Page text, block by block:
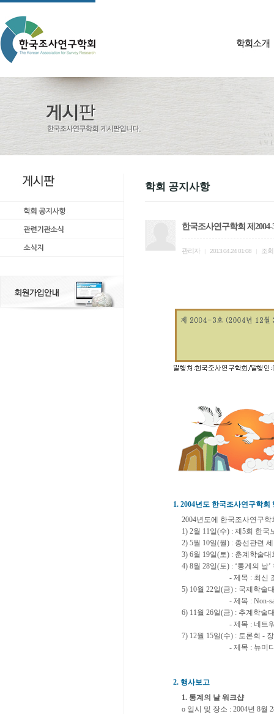
학회 공지사항
한국조사연구학회 제
관리자 2013.04.24 01:08 조회
1. 2004년도 한국조사연구학회
2004년도에 한국조사연구
1) 2월 11일(수) : 제5회 한
2) 5월 10일(월) : 총선관련
3) 6월 19일(토) : 춘계학술
4) 8월 28일(토) : ‘통계의 날
- 제목 : 최신 조사자
5) 10월 22일(금) : 국제학술
- 제목 : Non-sampling
6) 11월 26일(금) : 추계학술
- 제목 : 네트워크
7) 12월 15일(수) : 토론회 -
- 제목 : 뉴미디어
2. 행사보고
1. 통계의 날 워크샵
o 일시 및 장소 : 2004년 8월